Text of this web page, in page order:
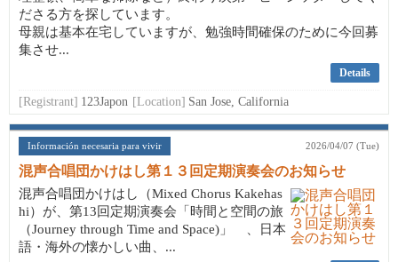
ださる方を探しています。
母親は基本在宅していますが、勉強時間確保のために今回募
集させ...
Details
[Registrant] 123Japon [Location] San Jose, California
Información necesaria para vivir 2026/04/07 (Tue)
混声合唱団かけはし第１３回定期演奏会のお知らせ
混声合唱団かけはし（Mixed Chorus Kakehas
hi）が、第13回定期演奏会「時間と空間の旅
（Journey through Time and Space)」 、日本
語・海外の懐かしい曲、...